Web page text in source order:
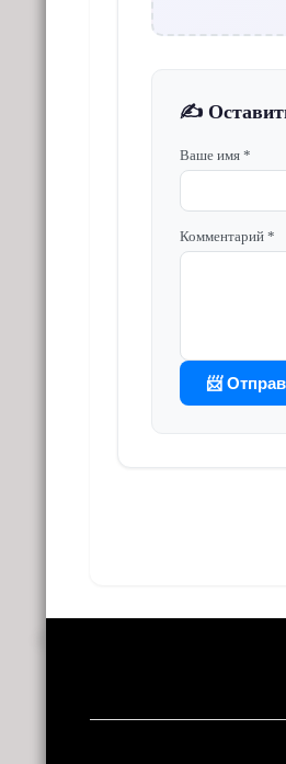
✍️
Ваше имя *
Комментарий *
📨